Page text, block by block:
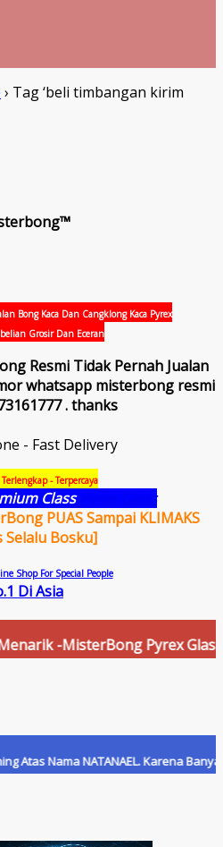
› Tag ‘beli timbangan kirim
Bong Kaca Dan Cangklong Kaca Pyrex
Grosir Dan Eceran
Resmi Tidak Pernah Jualan
whatsapp misterbong resmi
. thanks
- Fast Delivery
- Terpercaya
Class
PUAS Sampai KLIMAKS
Selalu Bosku]
Shop For Special People
Di Asia
-MisterBong Pyrex Glass
Nama NATANAEL. Karena